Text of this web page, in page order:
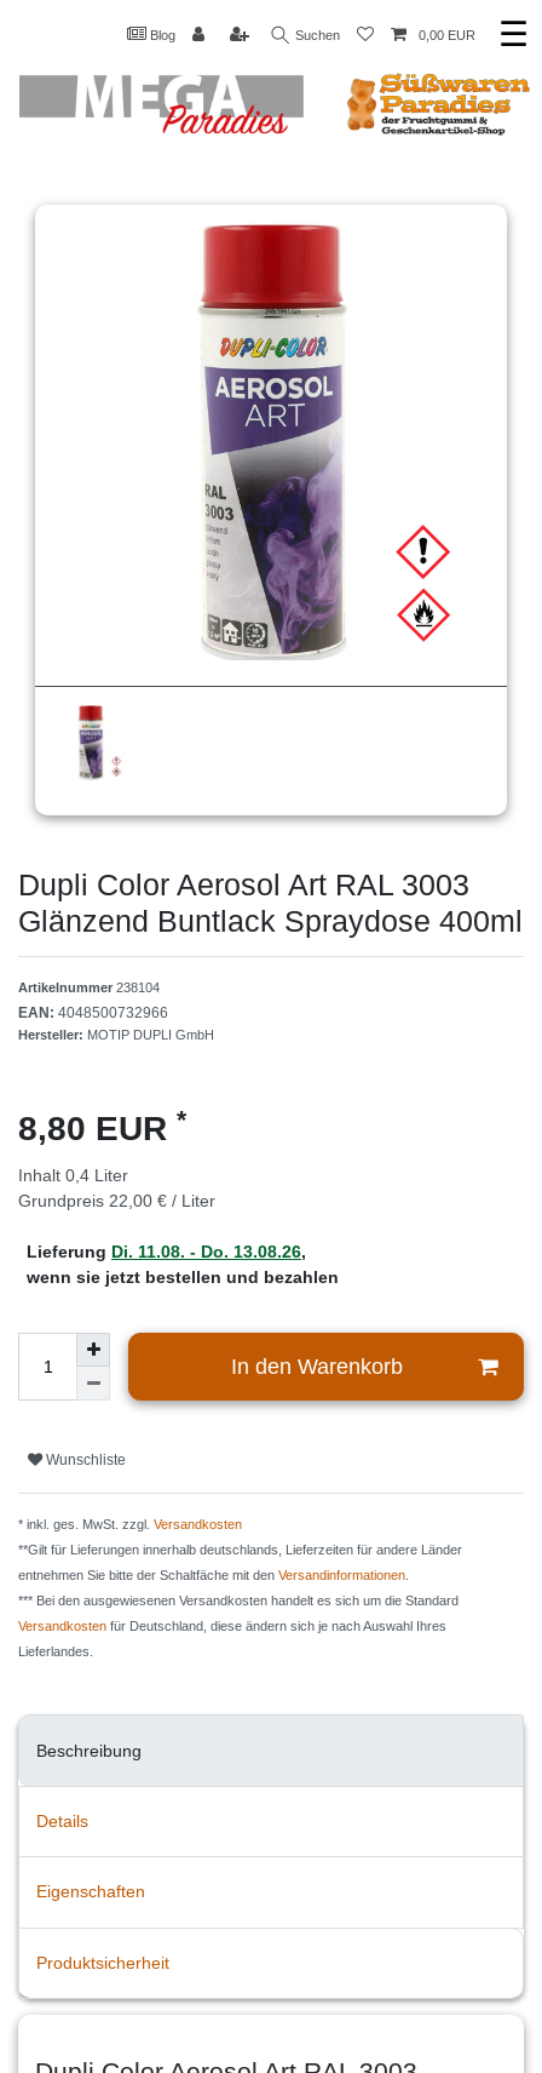
Blog Suchen 0,00 EUR ☰
Dupli Color Aerosol Art RAL 3003
Glänzend Buntlack Spraydose 400ml
Artikelnummer 238104
EAN: 4048500732966
Hersteller: MOTIP DUPLI GmbH
8,80 EUR *
Inhalt 0,4 Liter
Grundpreis 22,00 € / Liter
Lieferung Di. 11.08. - Do. 13.08.26,
wenn sie jetzt bestellen und bezahlen
In den Warenkorb
Wunschliste
* inkl. ges. MwSt. zzgl. Versandkosten
**Gilt für Lieferungen innerhalb deutschlands, Lieferzeiten für andere Länder
entnehmen Sie bitte der Schaltfäche mit den Versandinformationen
*** Bei den ausgewiesenen Versandkosten handelt es sich um die Standard
Versandkosten für Deutschland, diese ändern sich je nach Auswahl Ihres
Lieferlandes.
Beschreibung
Details
Eigenschaften
Produktsicherheit